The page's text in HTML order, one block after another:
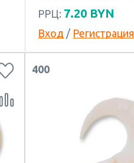
РРЦ: 7.20 BYN
Вход / Регистрация
400